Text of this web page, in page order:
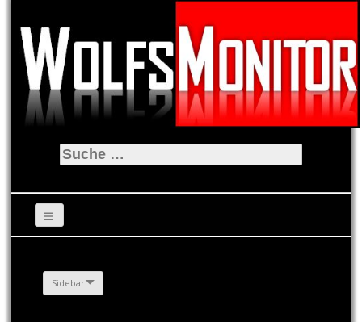
Suche
nach:
Sidebar